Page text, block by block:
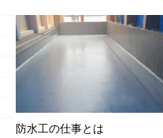
防水工の仕事とは